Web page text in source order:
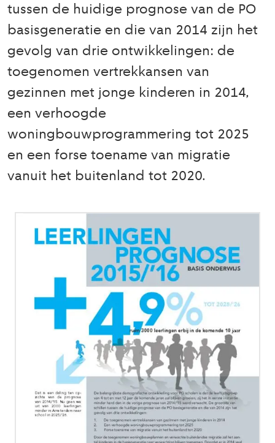
tussen de huidige prognose van de PO
basisgeneratie en die van 2014 zijn het
gevolg van drie ontwikkelingen: de
toegenomen vertrekkansen van
gezinnen met jonge kinderen in 2014,
een verhoogde
woningbouwprogrammering tot 2025
en een forse toename van migratie
vanuit het buitenland tot 2020.